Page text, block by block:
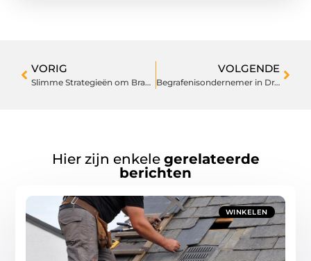
VORIG
Slimme Strategieën om Brandstofkosten te Verlagen in Almelo
VOLGENDE
Begrafenisondernemer in Drachten Die Uw Zorg
Hier zijn enkele gerelateerde
berichten
WINKELEN